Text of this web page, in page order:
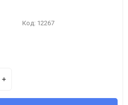
Код: 12267